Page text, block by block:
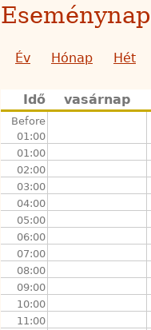
Év Hónap Hét
Idő vasárnap
Before
01:00
01:00
02:00
03:00
04:00
05:00
06:00
07:00
08:00
09:00
10:00
11:00